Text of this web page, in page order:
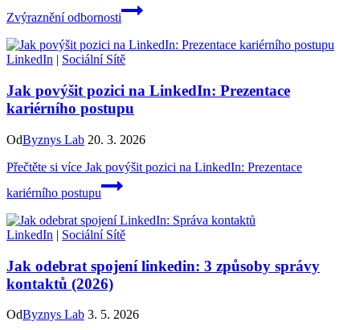
Zvýraznění odbornosti
LinkedIn | Sociální Sítě
Jak povýšit pozici na LinkedIn: Prezentace
kariérního postupu
OdByznys Lab 20. 3. 2026
Přečtěte si více Jak povýšit pozici na LinkedIn: Prezentace
kariérního postupu
LinkedIn | Sociální Sítě
Jak odebrat spojení linkedin: 3 způsoby správy
kontaktů (2026)
OdByznys Lab 3. 5. 2026